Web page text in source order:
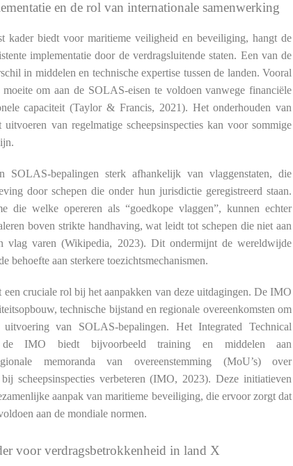
en de rol van internationale samenwerking
kader biedt voor maritieme veiligheid en beveiliging, hangt de
implementatie door de verdragsluitende staten. Een van de
in middelen en technische expertise tussen de landen. Vooral
om aan de SOLAS-eisen te voldoen vanwege financiële
capaciteit (Taylor & Francis, 2021). Het onderhouden van
uitvoeren van regelmatige scheepsinspecties kan voor sommige
SOLAS-bepalingen sterk afhankelijk van vlaggenstaten, die
door schepen die onder hun jurisdictie geregistreerd staan.
die welke opereren als “goedkope vlaggen”, kunnen echter
boven strikte handhaving, wat leidt tot schepen die niet aan
vlag varen (Wikipedia, 2023). Dit ondermijnt de wereldwijde
behoefte aan sterkere toezichtsmechanismen.
een cruciale rol bij het aanpakken van deze uitdagingen. De IMO
technische bijstand en regionale overeenkomsten om
van SOLAS-bepalingen. Het Integrated Technical
de IMO biedt bijvoorbeeld training en middelen aan
memoranda van overeenstemming (MoU’s) over
scheepsinspecties verbeteren (IMO, 2023). Deze initiatieven
aanpak van maritieme beveiliging, die ervoor zorgt dat
aan de mondiale normen.
voor verdragsbetrokkenheid in land X